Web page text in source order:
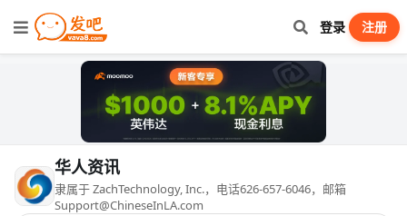
登录 注册
华人资讯
隶属于 ZachTechnology, Inc.，电话626-657-6046，邮箱
Support@ChineseInLA.com